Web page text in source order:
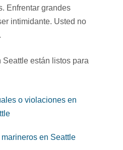
Enfrentar grandes
intimidante. Usted no
están listos para
o violaciones en
en Seattle